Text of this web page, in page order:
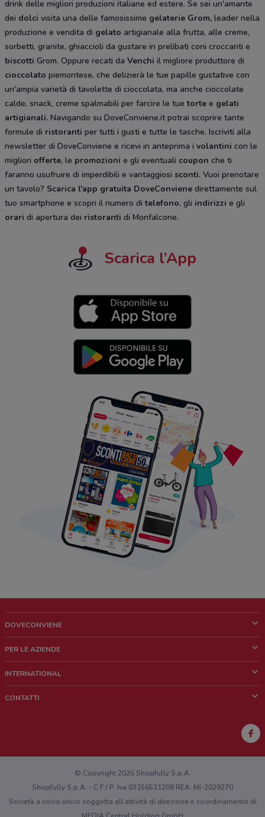
drink delle migliori produzioni italiane ed estere. Se sei un'amante
dei dolci visita una delle famosissime gelaterie Grom, leader nella
produzione e vendita di gelato artigianale alla frutta, alle creme,
sorbetti, granite, ghiaccioli da gustare in prelibati coni croccanti e
biscotti Grom. Oppure recati da Venchi il migliore produttore di
cioccolato piemontese, che delizierà le tue papille gustative con
un'ampia varietà di tavolette di cioccolata, ma anche cioccolate
calde, snack, creme spalmabili per farcire le tuetorte e gelati
artigianali. Navigando su DoveConviene.it potrai scoprire tante
formule di ristoranti per tutti i gusti e tutte le tasche. Iscriviti alla
newsletter di DoveConviene e ricevi in anteprima i volantini con le
migliori offerte, le promozioni e gli eventuali coupon che ti
faranno usufruire di imperdibili e vantaggiosi sconti. Vuoi prenotare
un tavolo? Scarica l'app gratuita DoveConviene direttamente sul
tuo smartphone e scopri il numero ditelefono, gli indirizzi e gli
orari di apertura dei ristoranti di Monfalcone.
Scarica l’App
DOVECONVIENE
Chi siamo
Lavora con noi
PER LE AZIENDE
Richieste commerciali e marketing
INTERNATIONAL
CONTATTI
Hai un malfunzionamento sul web o sull'app?
© Copyright 2026 Shopfully S.p.A.
Shopfully S.p.A. - C.F / P. Iva 03156531208 REA: MI-2029270
Società a socio unico soggetta all’attività di direzione e coordinamento di